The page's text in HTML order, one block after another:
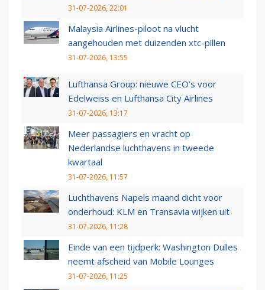
31-07-2026, 22:01
Malaysia Airlines-piloot na vlucht
aangehouden met duizenden xtc-pillen
31-07-2026, 13:55
Lufthansa Group: nieuwe CEO’s voor
Edelweiss en Lufthansa City Airlines
31-07-2026, 13:17
Meer passagiers en vracht op
Nederlandse luchthavens in tweede
kwartaal
31-07-2026, 11:57
Luchthavens Napels maand dicht voor
onderhoud: KLM en Transavia wijken uit
31-07-2026, 11:28
Einde van een tijdperk: Washington Dulles
neemt afscheid van Mobile Lounges
31-07-2026, 11:25